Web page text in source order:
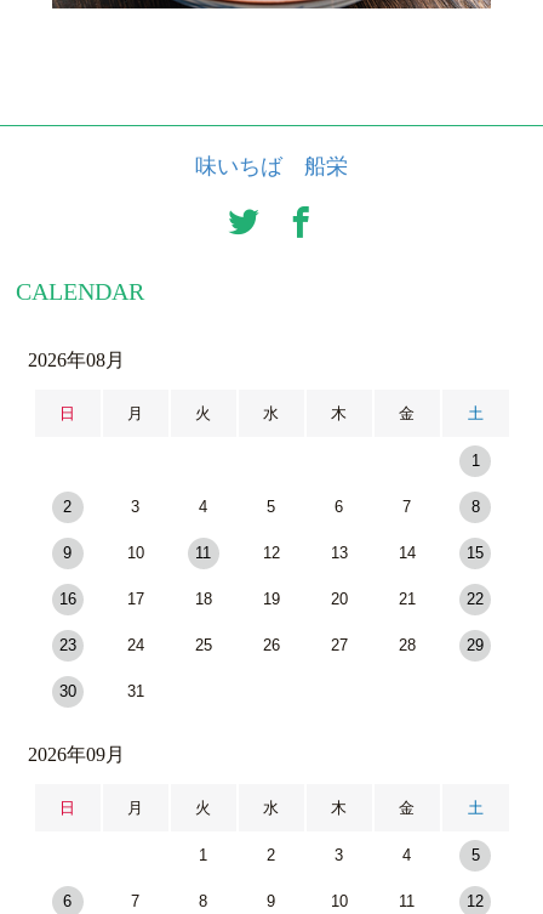
味いちば 船栄
CALENDAR
2026年08月
日 月 火 水 木 金 土
1
2 3 4 5 6 7 8
9 10 11 12 13 14 15
16 17 18 19 20 21 22
23 24 25 26 27 28 29
30 31
2026年09月
日 月 火 水 木 金 土
1 2 3 4 5
6 7 8 9 10 11 12